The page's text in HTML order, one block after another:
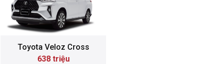
Toyota Veloz Cross
638 triệu